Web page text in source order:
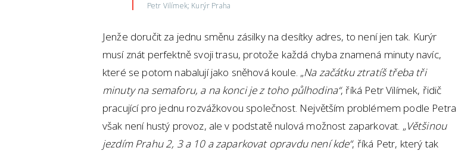
Petr Vilímek; Kurýr Praha
Jenže doručit za jednu směnu zásilky na desítky adres, to není jen tak. Kurýr
musí znát perfektně svoji trasu, protože každá chyba znamená minuty navíc,
které se potom nabalují jako sněhová koule. „Na začátku ztratíš třeba tři
minuty na semaforu, a na konci je z toho půlhodina“, říká Petr Vilímek, řidič
pracující pro jednu rozvážkovou společnost. Největším problémem podle Petra
však není hustý provoz, ale v podstatě nulová možnost zaparkovat. „Většinou
jezdím Prahu 2, 3 a 10 a zaparkovat opravdu není kde“, říká Petr, který tak